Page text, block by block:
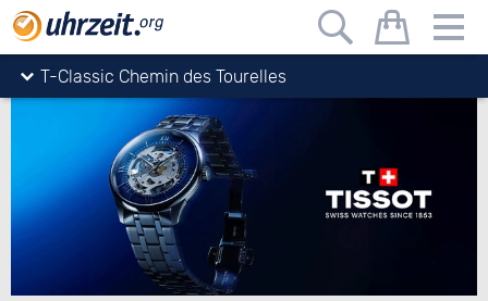
Uhrzeit.org
Uhren
Tissot
T-Classic Chemin des Tourelles